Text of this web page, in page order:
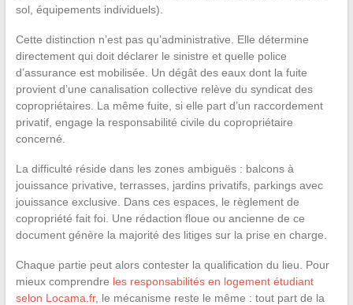
sol, équipements individuels).
Cette distinction n’est pas qu’administrative. Elle détermine
directement qui doit déclarer le sinistre et quelle police
d’assurance est mobilisée. Un dégât des eaux dont la fuite
provient d’une canalisation collective relève du syndicat des
copropriétaires. La même fuite, si elle part d’un raccordement
privatif, engage la responsabilité civile du copropriétaire
concerné.
La difficulté réside dans les zones ambiguës : balcons à
jouissance privative, terrasses, jardins privatifs, parkings avec
jouissance exclusive. Dans ces espaces, le règlement de
copropriété fait foi. Une rédaction floue ou ancienne de ce
document génère la majorité des litiges sur la prise en charge.
Chaque partie peut alors contester la qualification du lieu. Pour
mieux comprendre les responsabilités en logement étudiant
selon Locama.fr, le mécanisme reste le même : tout part de la